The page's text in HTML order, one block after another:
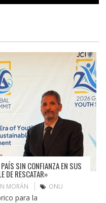
SIN CONFIANZA EN SUS
DE RESCATAR»
MORÁN ONU
para la